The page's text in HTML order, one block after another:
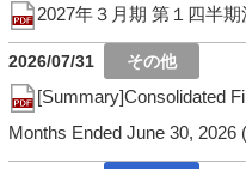
2027年３月期 第１四半
2026/07/31
[Summary]Consolidated
Months Ended June 30,